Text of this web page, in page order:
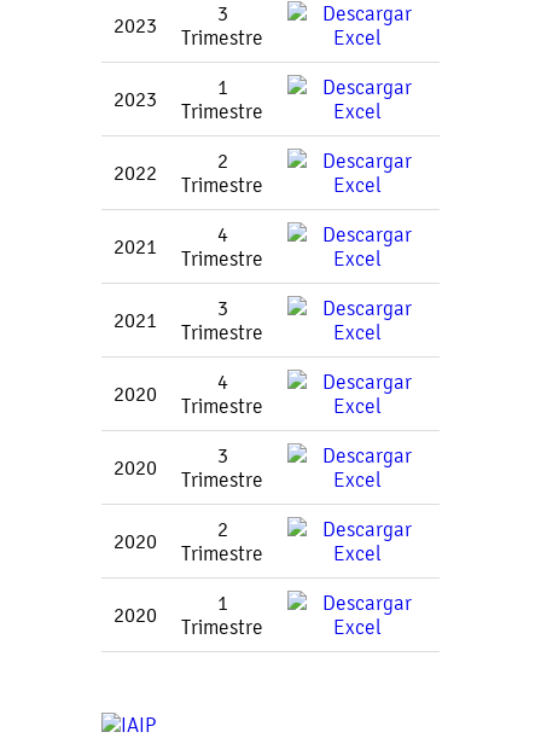
2023
3
Trimestre
2023
1
Trimestre
2022
2
Trimestre
2021
4
Trimestre
2021
3
Trimestre
2020
4
Trimestre
2020
3
Trimestre
2020
2
Trimestre
2020
1
Trimestre